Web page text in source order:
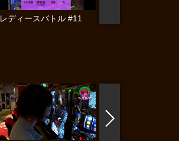
レディースバトル #11